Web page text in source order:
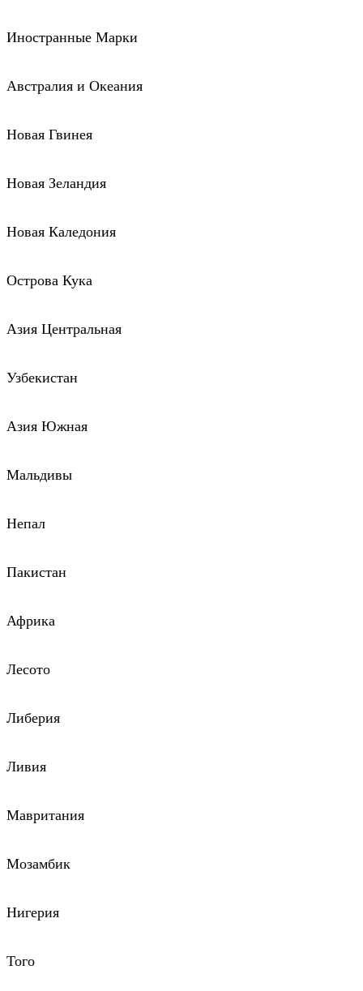
Иностранные Марки
Австралия и Океания
Новая Гвинея
Новая Зеландия
Новая Каледония
Острова Кука
Азия Центральная
Узбекистан
Азия Южная
Мальдивы
Непал
Пакистан
Африка
Лесото
Либерия
Ливия
Мавритания
Мозамбик
Нигерия
Того